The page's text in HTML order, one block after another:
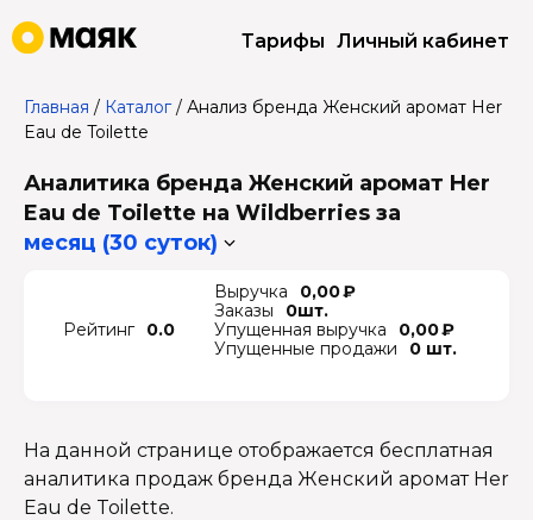
Тарифы Личный кабинет
Главная / Каталог/ Анализ бренда Женский аромат Her
Eau de Toilette
Аналитика бренда Женский аромат Her
Eau de Toilette на Wildberries за
месяц (30 суток)
Рейтинг 0.0
Выручка
0,00 ₽
Заказы
0шт.
Упущенная выручка
0,00 ₽
Упущенные продажи
0 шт.
На данной странице отображается бесплатная
аналитика продаж бренда Женский аромат Her
Eau de Toilette.